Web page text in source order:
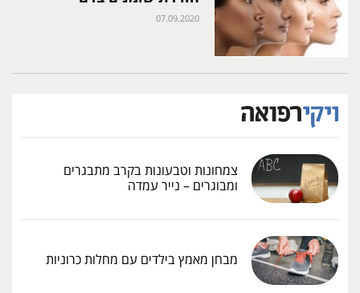
07.09.2020
צמחונות וטבעונות בקרב מתבגרים
ומבוגרים – נייר עמדה
מבחן מאמץ בילדים עם מחלות כרוניות